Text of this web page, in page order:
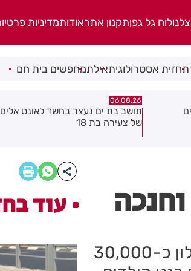
לוח גל גפןתקנון אתראודותמדיניות
תחזית אסטרולוגיתאילתמחפשים בית חם
אלים
06.08.26
חולון תקבל 2.5 מיליון שקלים
להפחתת זיהום האוויר מתחבורה
עם המון התרגשות פתחו הבוקר את שנת הלימודים בחולון כ-30,000
עוד